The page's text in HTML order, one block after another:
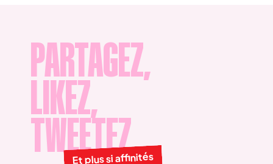
PARTAGEZ,
LIKEZ,
TWEETEZ
Et plus si affinités